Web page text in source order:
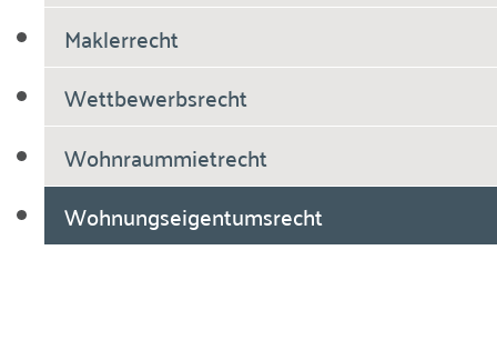
Maklerrecht
Wettbewerbsrecht
Wohnraummietrecht
Wohnungseigentumsrecht